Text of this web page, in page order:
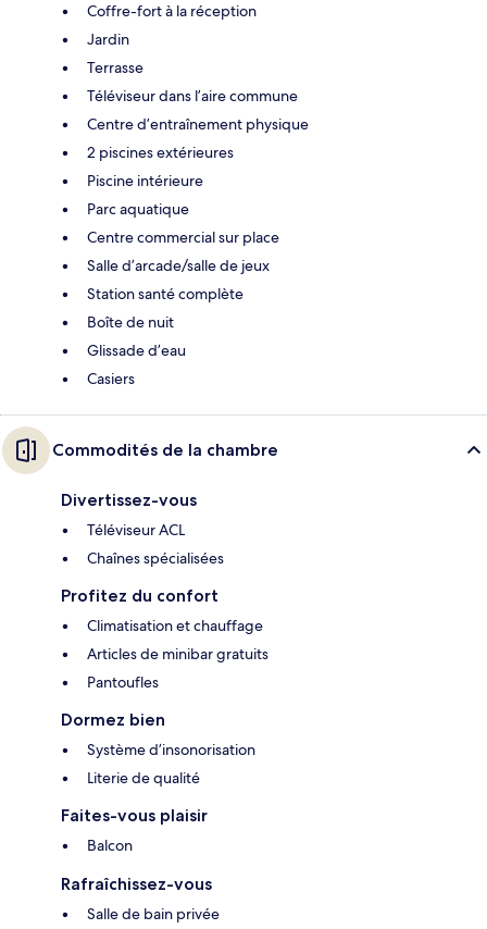
Coffre-fort à la réception
Jardin
Terrasse
Téléviseur dans l’aire commune
Centre d’entraînement physique
2 piscines extérieures
Piscine intérieure
Parc aquatique
Centre commercial sur place
Salle d’arcade/salle de jeux
Station santé complète
Boîte de nuit
Glissade d’eau
Casiers
Commodités de la chambre
Divertissez-vous
Téléviseur ACL
Chaînes spécialisées
Profitez du confort
Climatisation et chauffage
Articles de minibar gratuits
Pantoufles
Dormez bien
Système d’insonorisation
Literie de qualité
Faites-vous plaisir
Balcon
Rafraîchissez-vous
Salle de bain privée